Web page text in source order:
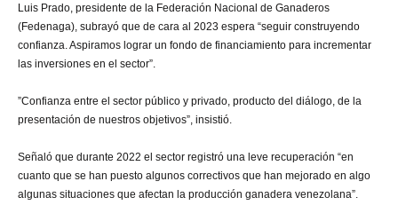
Luis Prado, presidente de la Federación Nacional de Ganaderos
(Fedenaga), subrayó que de cara al 2023 espera “seguir construyendo
confianza. Aspiramos lograr un fondo de financiamiento para incrementar
las inversiones en el sector”.
”Confianza entre el sector público y privado, producto del diálogo, de la
presentación de nuestros objetivos”, insistió.
Señaló que durante 2022 el sector registró una leve recuperación “en
cuanto que se han puesto algunos correctivos que han mejorado en algo
algunas situaciones que afectan la producción ganadera venezolana”.